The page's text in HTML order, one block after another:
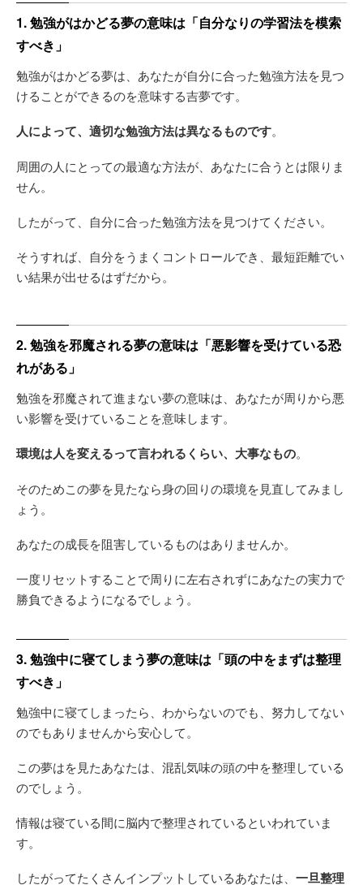
1. 勉強がはかどる夢の意味は「自分なりの学習法を模索
すべき」
勉強がはかどる夢は、あなたが自分に合った勉強方法を見つ
けることができるのを意味する吉夢です。
人によって、適切な勉強方法は異なるものです。
周囲の人にとっての最適な方法が、あなたに合うとは限りま
せん。
したがって、自分に合った勉強方法を見つけてください。
そうすれば、自分をうまくコントロールでき、最短距離でい
い結果が出せるはずだから。
2. 勉強を邪魔される夢の意味は「悪影響を受けている恐
れがある」
勉強を邪魔されて進まない夢の意味は、あなたが周りから悪
い影響を受けていることを意味します。
環境は人を変えるって言われるくらい、大事なもの。
そのためこの夢を見たなら身の回りの環境を見直してみまし
ょう。
あなたの成長を阻害しているものはありませんか。
一度リセットすることで周りに左右されずにあなたの実力で
勝負できるようになるでしょう。
3. 勉強中に寝てしまう夢の意味は「頭の中をまずは整理
すべき」
勉強中に寝てしまったら、わからないのでも、努力してない
のでもありませんから安心して。
この夢はを見たあなたは、混乱気味の頭の中を整理している
のでしょう。
情報は寝ている間に脳内で整理されているといわれていま
す。
したがってたくさんインプットしているあなたは、 一旦整理